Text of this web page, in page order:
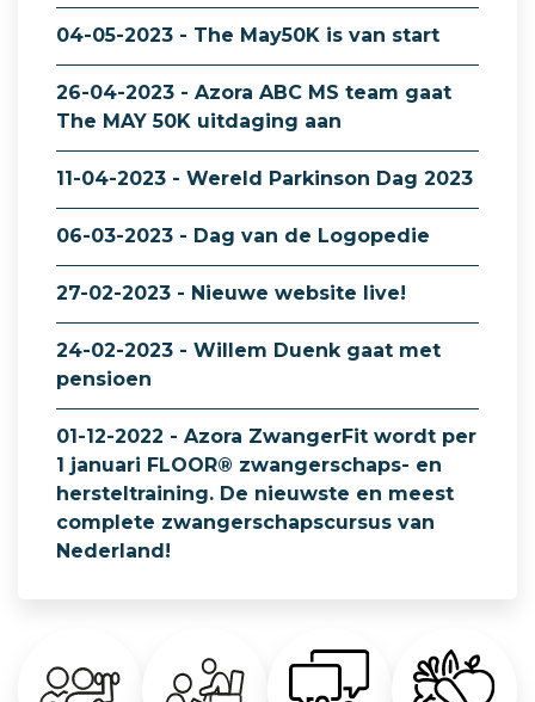
04-05-2023 - The May50K is van start
26-04-2023 - Azora ABC MS team gaat
The MAY 50K uitdaging aan
11-04-2023 - Wereld Parkinson Dag 2023
06-03-2023 - Dag van de Logopedie
27-02-2023 - Nieuwe website live!
24-02-2023 - Willem Duenk gaat met
pensioen
01-12-2022 - Azora ZwangerFit wordt per
1 januari FLOOR® zwangerschaps- en
hersteltraining. De nieuwste en meest
complete zwangerschapscursus van
Nederland!